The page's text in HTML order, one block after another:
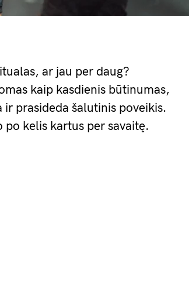
ar jau per daug?
kaip kasdienis būtinumas,
prasideda šalutinis poveikis.
po kelis kartus per savaitę.